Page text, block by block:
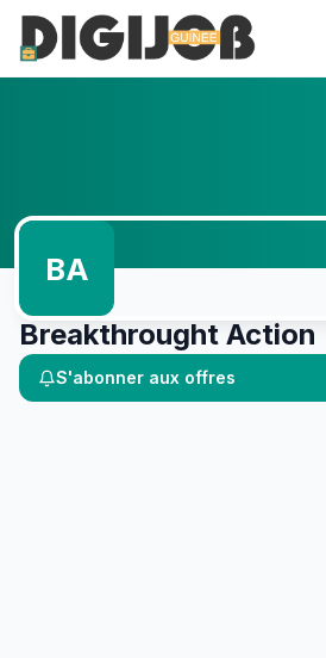
BA
Breakthrought Action
S'abonner aux offres